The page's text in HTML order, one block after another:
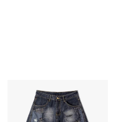
方法や生産時期により若干
特性上、洗濯や使用により若
あります。お手入れ方法はタ
適切にお手入れください。